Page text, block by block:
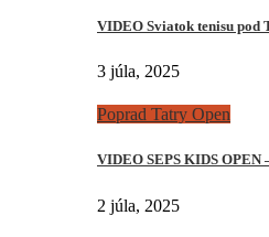
VIDEO Sviatok tenisu
3 júla, 2025
Poprad Tatry Open
VIDEO SEPS KIDS
2 júla, 2025